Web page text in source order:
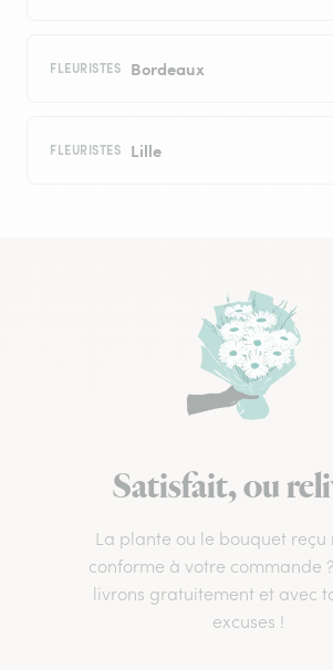
FLEURISTES Bordeaux
FLEURISTES Lille
Satisfait, ou
La plante ou le bouquet reçu
conforme à votre commande
livrons gratuitement et avec
excuses !